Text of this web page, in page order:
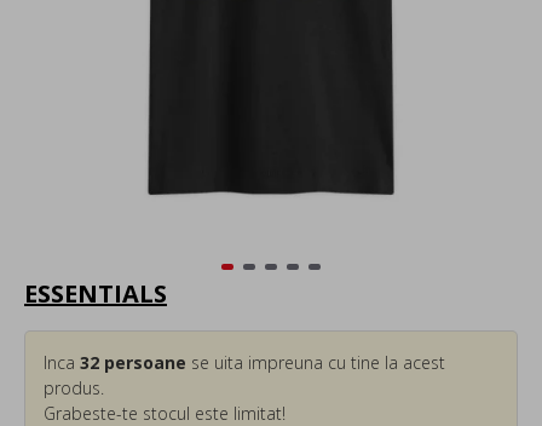
ESSENTIALS
Inca 32 persoane se uita impreuna cu tine la acest
produs.
Grabeste-te stocul este limitat!